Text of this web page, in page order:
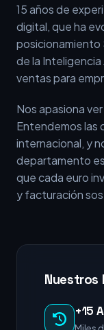
15 años de
digital, que ha
posicionamiento
de la
ventas para
Nos apasiona
Entendemos las
internacional, y
departamento
que cada euro
y facturación
Nuestros
+15